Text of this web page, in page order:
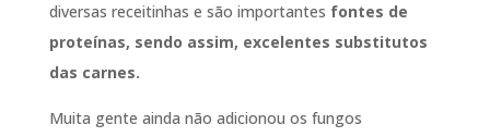
diversas receitinhas e são importantes fontes de
proteínas, sendo assim, excelentes substitutos
das carnes.
Muita gente ainda não adicionou os fungos